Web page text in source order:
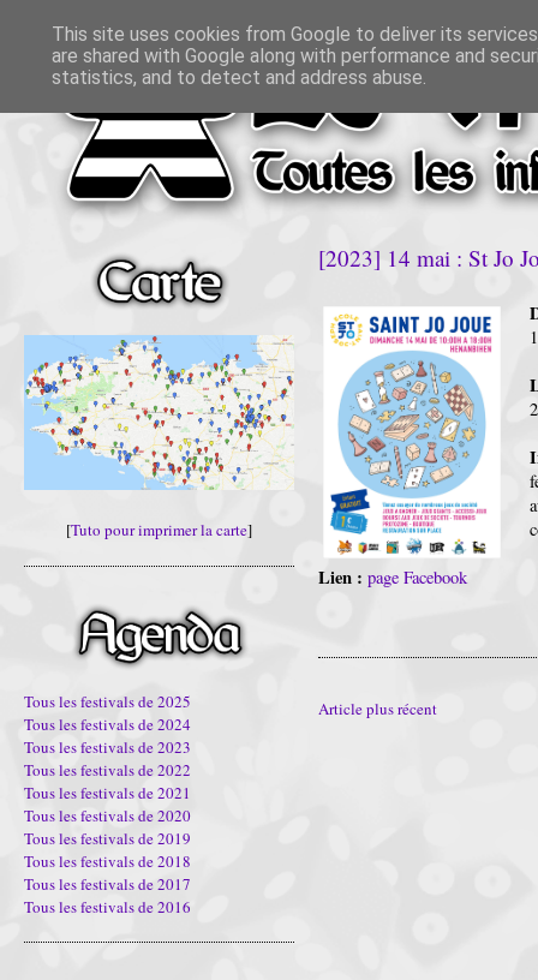
[Tuto pour imprimer la carte]
Tous les festivals de 2025
Tous les festivals de 2024
Tous les festivals de 2023
Tous les festivals de 2022
Tous les festivals de 2021
Tous les festivals de 2020
Tous les festivals de 2019
Tous les festivals de 2018
Tous les festivals de 2017
Tous les festivals de 2016
[2023] 14 mai : St Jo
Lien : page Facebook
Article plus récent
This site uses cookies from Google to deliver its
are shared with Google along with performance and
statistics, and to detect and address abuse.